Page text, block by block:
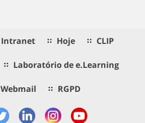
Intranet Hoje CLIP
Laboratório de e.Learning
Webmail RGPD